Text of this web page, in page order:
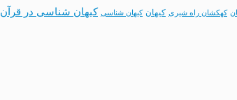
کهکشان راه شیری کیهان کیهان شناسی کیهان شناسی در قرآن